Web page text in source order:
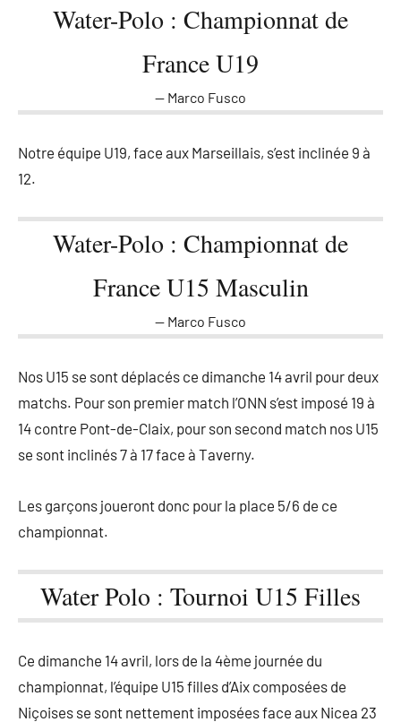
Water-Polo : Championnat de
France U19
Marco Fusco
Notre équipe U19, face aux Marseillais, s’est inclinée 9 à
12.
Water-Polo : Championnat de
France U15 Masculin
Marco Fusco
Nos U15 se sont déplacés ce dimanche 14 avril pour deux
matchs. Pour son premier match l’ONN s’est imposé 19 à
14 contre Pont-de-Claix, pour son second match nos U15
se sont inclinés 7 à 17 face à Taverny.
Les garçons joueront donc pour la place 5/6 de ce
championnat.
Water Polo : Tournoi U15 Filles
Ce dimanche 14 avril, lors de la 4ème journée du
championnat, l’équipe U15 filles d’Aix composées de
Niçoises se sont nettement imposées face aux Nicea 23